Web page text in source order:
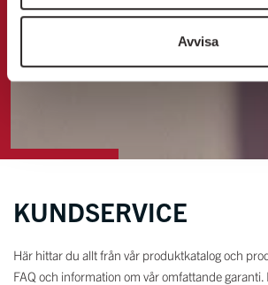
Avvisa
KUNDSERVICE
Här hittar du allt från vår produktkatalog och
FAQ och information om vår omfattande